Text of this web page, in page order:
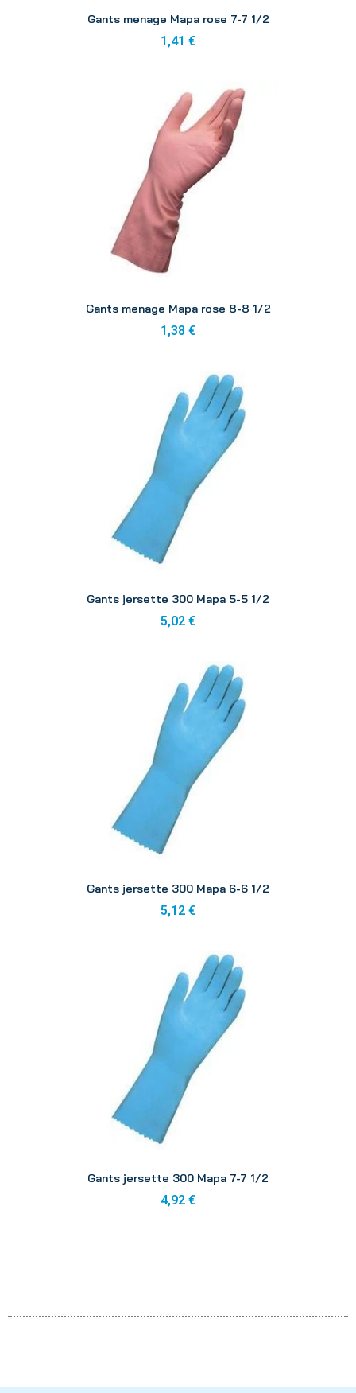
Gants menage Mapa rose 7-7 1/2
1,41 €
Gants menage Mapa rose 8-8 1/2
1,38 €
Gants jersette 300 Mapa 5-5 1/2
5,02 €
Gants jersette 300 Mapa 6-6 1/2
5,12 €
Gants jersette 300 Mapa 7-7 1/2
4,92 €